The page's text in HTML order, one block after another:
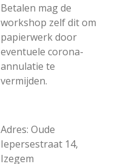
Betalen mag de
workshop zelf dit om
papierwerk door
eventuele corona-
annulatie te
vermijden.
Adres: Oude
Iepersestraat 14,
Izegem